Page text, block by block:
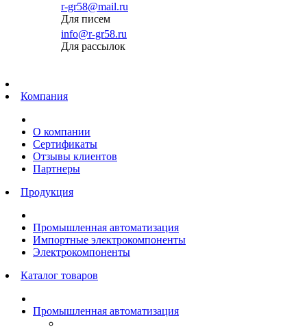
r-gr58@mail.ru
Для писем
info@r-gr58.ru
Для рассылок
Компания
О компании
Сертификаты
Отзывы клиентов
Партнеры
Продукция
Промышленная автоматизация
Импортные электрокомпоненты
Электрокомпоненты
Каталог товаров
Промышленная автоматизация